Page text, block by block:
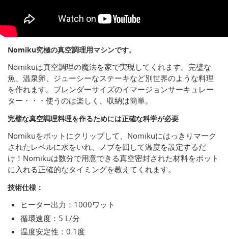
Nomiku究極の真空調理用マシンです。
Nomikuは真空調理の魔法を家で実現してくれます。完璧な
魚、温泉卵、ジューシーなステーキなど別世界のような料理
を作れます。ブレンダーサイズのイマージョンサーキュレー
ター・・・使うのは楽しく、収納は簡単。
完璧な真空調理料理を作るためには正確な科学が必要
Nomikuをポットにクリップして、Nomikuにはっきりマーク
されたレベルに水をいれ、ノブを回して温度を設定するだ
け！Nomikuは数分で用意できる真空密封された材料をポット
に入れる正確的なタイミングを教えてくれます。
技術仕様：
ヒーター出力：1000ワット
循環速度：5 L/分
温度安定性：0.1度